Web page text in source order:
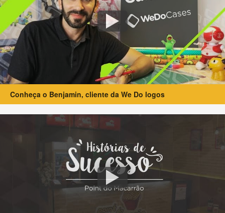
Conheça o Benjamin, cliente da We Do logos